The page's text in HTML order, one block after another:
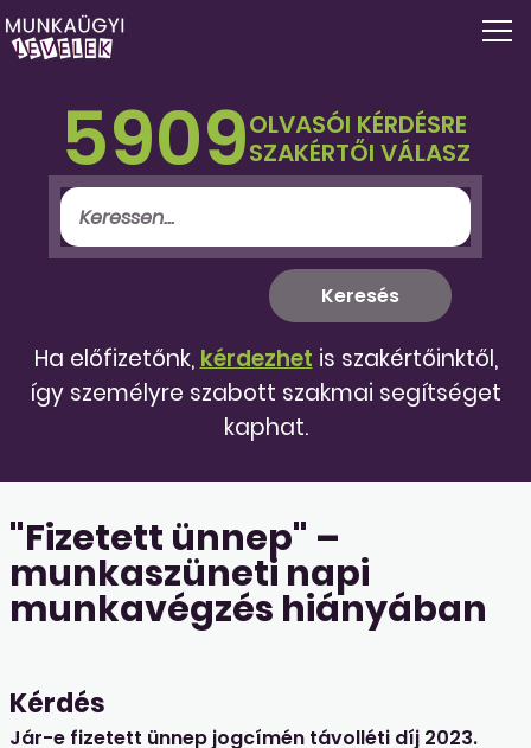
5909OLVASÓI KÉRDÉSRE
SZAKÉRTŐI VÁLASZ
Ha előfizetőnk, kérdezhet is szakértőinktől,
így személyre szabott szakmai segítséget
kaphat.
"Fizetett ünnep" –
munkaszüneti napi
munkavégzés hiányában
Kérdés
Jár-e fizetett ünnep jogcímén távolléti díj 2023.